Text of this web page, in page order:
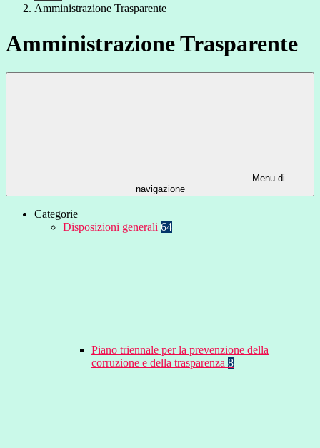
Amministrazione Trasparente
Amministrazione Trasparente
Menu di
navigazione
Categorie
Disposizioni generali 64
Piano triennale per la prevenzione della
corruzione e della trasparenza 8